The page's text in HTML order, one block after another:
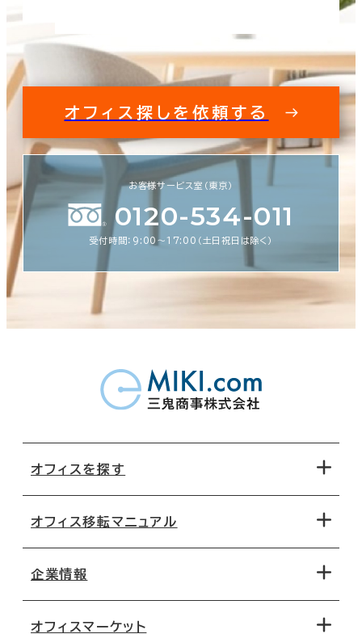
オフィス探しを依頼する
お客様サービス室（東京）
0120-534-011
受付時間：9:00〜17:00（土日祝日は除く）
オフィスを探す
地図から探す
路線・駅から探す
オフィス移転マニュアル
移転コストシミュレーション
企業情報
オフィスマーケット